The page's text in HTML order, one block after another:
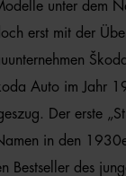
unter dem
erst mit der
Auto im Jahr
Der erste
in den
Bestseller des